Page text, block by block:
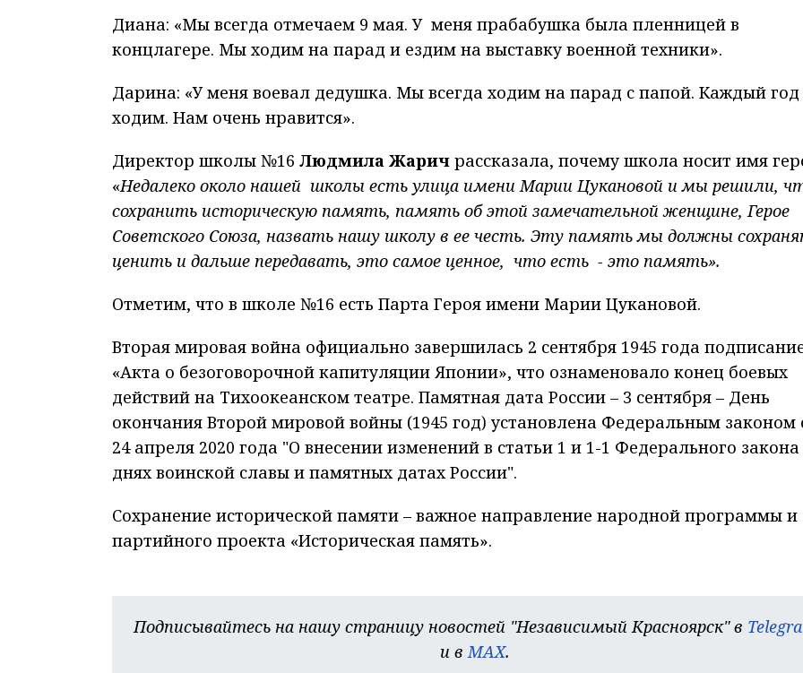
Диана: «Мы всегда отмечаем 9 мая. У меня прабабушка была пленницей в
концлагере. Мы ходим на парад и ездим на выставку военной техники».
Дарина: «У меня воевал дедушка. Мы всегда ходим на парад с папой. Каждый год
ходим. Нам очень нравится».
Директор школы №16 Людмила Жарич рассказала, почему школа носит имя
«Недалеко около нашей школы есть улица имени Марии Цукановой и мы решили,
сохранить историческую память, память об этой замечательной женщине, Герое
Советского Союза, назвать нашу школу в ее честь. Эту память мы должны
ценить и дальше передавать, это самое ценное, что есть - это память».
Отметим, что в школе №16 есть Парта Героя имени Марии Цукановой.
Вторая мировая война официально завершилась 2 сентября 1945 года
«Акта о безоговорочной капитуляции Японии», что ознаменовало конец боевых
действий на Тихоокеанском театре. Памятная дата России – 3 сентября – День
окончания Второй мировой войны (1945 год) установлена Федеральным законом
24 апреля 2020 года "О внесении изменений в статьи 1 и 1-1 Федерального
днях воинской славы и памятных датах России".
Сохранение исторической памяти – важное направление народной программы и
партийного проекта «Историческая память».
Подписывайтесь на нашу страницу новостей "Независимый Красноярск" в
и в MAX.